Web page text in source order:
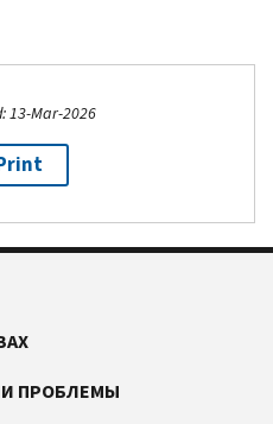
13-Mar-2026
ПРОБЛЕМЫ